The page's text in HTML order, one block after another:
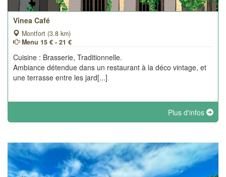
Vinea Café
Montfort (3.8 km)
Menu 15 € - 21 €
Cuisine : Brasserie, Traditionnelle.
Ambiance détendue dans un restaurant à la déco vintage, et
une terrasse entre les jard[...]
Plus d'infos